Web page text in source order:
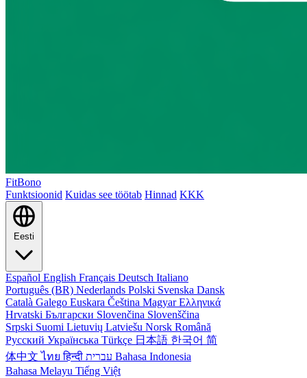
FitBono
Funktsioonid Kuidas see töötab Hinnad KKK
Eesti
Español English Français Deutsch Italiano
Português (BR) Nederlands Polski Svenska Dansk
Català Galego Euskara Čeština MagyarΕλληνικά
Hrvatski Български Slovenčina Slovenščina
Srpski Suomi Lietuvių Latviešu Norsk Română
Русский Українська Türkçe 日本語 한국어 简
体中文ไทยहिन्दी
Bahasa Indonesia
Bahasa Melayu Tiếng Việt